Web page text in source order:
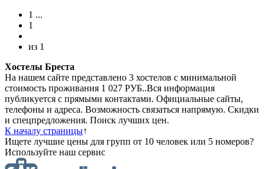
1 ...
1
из 1
Хостелы Бреста
На нашем сайте представлено 3 хостелов с минимальной
стоимость проживания 1 027 РУБ..Вся информация
публикуется с прямыми контактами. Официальные сайты,
телефоны и адреса. Возможность связаться напрямую. Скидки
и спецпредложения. Поиск лучших цен.
К началу страницы↑
Ищете лучшие цены для групп от 10 человек или 5 номеров?
Используйте наш сервис